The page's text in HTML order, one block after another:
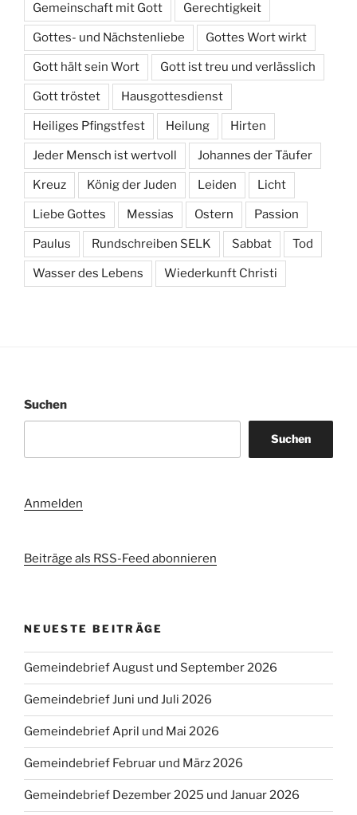
Gemeinschaft mit Gott Gerechtigkeit
Gottes- und Nächstenliebe Gottes Wort wirkt
Gott hält sein Wort Gott ist treu und verlässlich
Gott tröstet Hausgottesdienst
Heiliges Pfingstfest Heilung Hirten
Jeder Mensch ist wertvoll Johannes der Täufer
Kreuz König der Juden Leiden Licht
Liebe Gottes Messias Ostern Passion
Paulus Rundschreiben SELK Sabbat Tod
Wasser des Lebens Wiederkunft Christi
Suchen
Suchen
Anmelden
Beiträge als RSS-Feed abonnieren
NEUESTE BEITRÄGE
Gemeindebrief August und September 2026
Gemeindebrief Juni und Juli 2026
Gemeindebrief April und Mai 2026
Gemeindebrief Februar und März 2026
Gemeindebrief Dezember 2025 und Januar 2026